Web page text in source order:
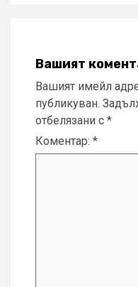
Вашият
Вашият имейл
публикуван.
отбелязани с *
Коментар: *